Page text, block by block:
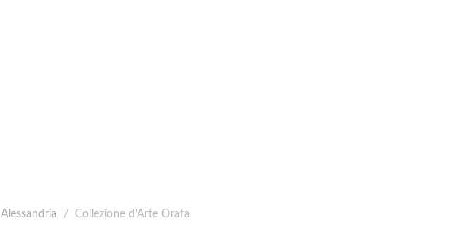
Alessandria Collezione d'Arte Orafa